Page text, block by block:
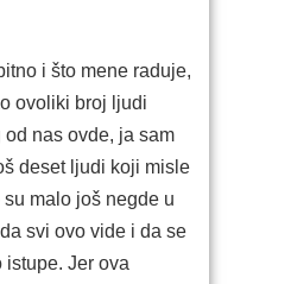
i što mene raduje,
ovoliki broj ljudi
nas ovde, ja sam
deset ljudi koji misle
su malo još negde u
svi ovo vide i da se
istupe. Jer ova